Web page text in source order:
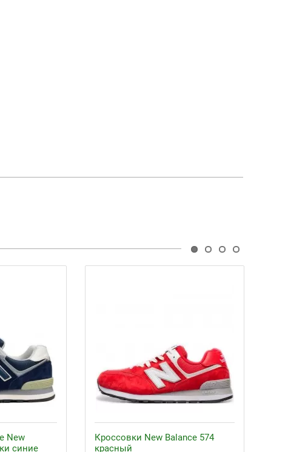
New
синие
Кроссовки New Balance 574
красный